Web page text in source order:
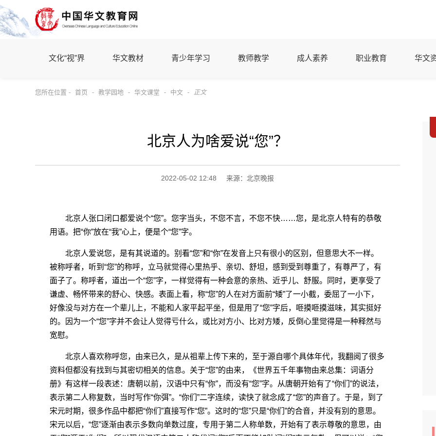
文化“视”界 华文教材 青少年学习 教师教学 成人素养 职业教育 华文
您所在位置 - 首页 - 教学园地 - 华文课堂 - 中文 - 正文
北京人为啥爱说“您”？
2022-05-02 12:48 来源：北京晚报
北京人张口闭口都爱说个“您”。您字当头，不您不言，不您不快……您，是北京人特有的恭敬
用语。把“你”放在“我”心上，便是个“您”字。
北京人爱说您，是有其说道的。别看“您”和“你”在发音上只有很小的区别，但意思大不一样。
被称呼者，听到“您”的称呼，立马就觉得心里热乎、亲切、舒坦，感到受到尊重了，有尊严了，有
面子了。称呼者，道出一个“您”字，一样觉得有一种会意的亲热、近乎儿、舒服。同时，更享受了
谦虚、畅怀带来的舒心、快感。表面上看，称“您”的人在对方面前“矮”了一小截，委屈了一小下，
好像没与对方在一个辈儿上，不能和人家平起平坐，但是用了“您”字后，咂摸咂摸滋味，其实挺好
的。因为一个“您”字并不会让人觉得亏什么，或比对方小、比对方矮，反倒心里觉得是一种释然与
宽慰。
北京人喜欢称呼您，由来已久，是从祖辈上传下来的，至于源自哪个具体年代，我翻阅了很多
资料但都没有找到与其密切相关的信息。关于“您”的由来，《世界五千年事物由来总集：词语分
册》有这样一段表述：唐朝以前，汉语中只有“你”，而没有“您”字。从唐朝开始有了“你们”的说法，
表示第二人称复数，当时写作“你弭”。“你们”二字连续，读快了就念成了“您”的声音了。于是，到了
宋元时期，很多作品中都把“你们”直接写作“您”。这时的“您”只是“你们”的合音，并没有别的意思。
宋元以后，“您”逐渐由表示多数向单数过度，专用于第二人称单数，开始有了表示尊敬的意思，由